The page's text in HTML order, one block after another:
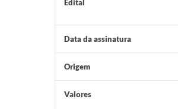
Edital
Data da assinatura
Origem
Valores